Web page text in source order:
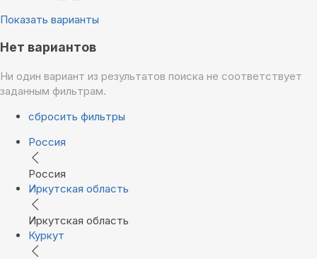
Показать варианты
Нет вариантов
Ни один вариант из результатов поиска не соответствует
заданным фильтрам.
сбросить фильтры
Россия
Россия
Иркутская область
Иркутская область
Куркут